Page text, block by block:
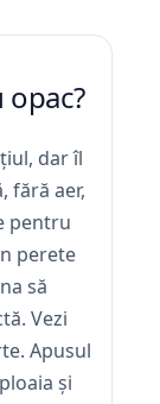
dar îl
fără aer,
pentru
perete
să
Vezi
Apusul
și